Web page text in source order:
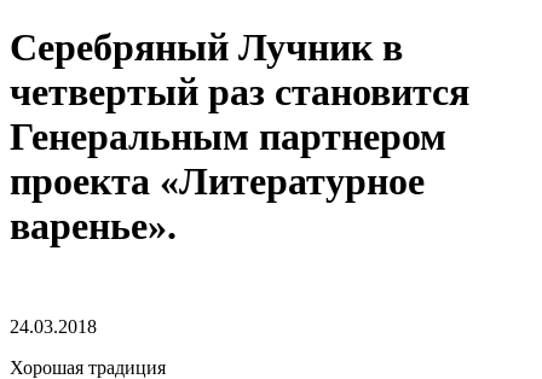
Серебряный Лучник в
четвертый раз становится
Генеральным партнером
проекта «Литературное
варенье».
24.03.2018
Хорошая традиция